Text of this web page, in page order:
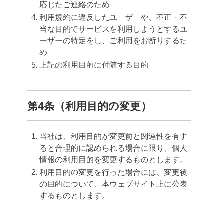
応じたご連絡のため
利用規約に違反したユーザーや、不正・不
当な目的でサービスを利用しようとするユ
ーザーの特定をし、ご利用をお断りするた
め
上記の利用目的に付随する目的
第4条（利用目的の変更）
当社は、利用目的が変更前と関連性を有す
ると合理的に認められる場合に限り、個人
情報の利用目的を変更するものとします。
利用目的の変更を行った場合には、変更後
の目的について、本ウェブサイト上に公表
するものとします。